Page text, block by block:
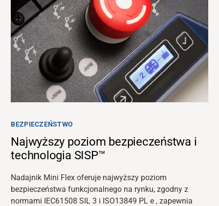
BEZPIECZEŃSTWO
Najwyższy poziom bezpieczeństwa i
technologia SISP™
Nadajnik Mini Flex oferuje najwyższy poziom
bezpieczeństwa funkcjonalnego na rynku,zgodny z
normami IEC61508 SIL 3 i ISO13849 PL e , zapewnia